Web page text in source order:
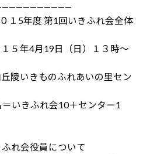
１5年度 第1回いきふれ会全体
１５年4月19日（日）１３時～
丘陵いきものふれあいの里セン
＝いきふれ会10＋センター1
れ会役員について